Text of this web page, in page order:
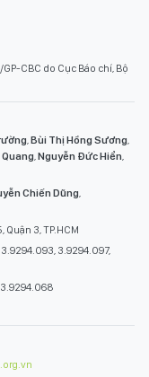
CBC do Cục Báo chí, Bộ
Bùi Thị Hồng Sương
Nguyễn Đức Hiển
Chiến Dũng
3, TP.HCM
3.9294.097,